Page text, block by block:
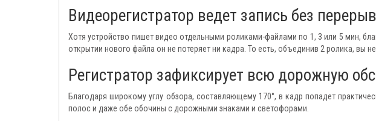
Видеорегистратор ведет запись без
Хотя устройство пишет видео отдельными роликами-файлами по 1, 3 или 5 мин,
открытии нового файла он не потеряет ни кадра. То есть, объединив 2 ролика, вы
Регистратор зафиксирует всю дорожную
Благодаря широкому углу обзора, составляющему 170°, в кадр попадет
полос и даже обе обочины с дорожными знаками и светофорами.